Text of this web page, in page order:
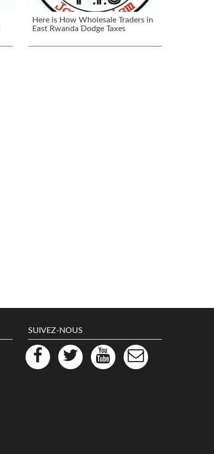
Here is How Wholesale Traders in
East Rwanda Dodge Taxes
SUIVEZ-NOUS